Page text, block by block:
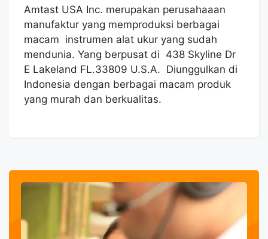
Amtast USA Inc. merupakan perusahaaan
manufaktur yang memproduksi berbagai
macam instrumen alat ukur yang sudah
mendunia. Yang berpusat di 438 Skyline Dr
E Lakeland FL.33809 U.S.A. Diunggulkan di
Indonesia dengan berbagai macam produk
yang murah dan berkualitas.